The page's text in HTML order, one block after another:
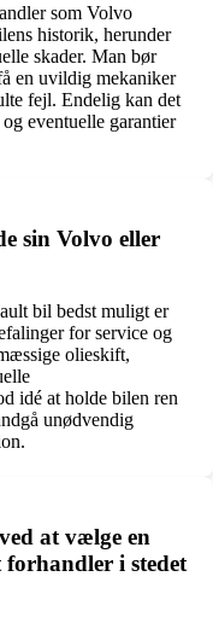
som Volvo
historik, herunder
skader. Man bør
en uvildig mekaniker
fejl. Endelig kan det
eventuelle garantier
sin Volvo eller
bil bedst muligt er
for service og
olieskift,
idé at holde bilen ren
unødvendig
at vælge en
i stedet